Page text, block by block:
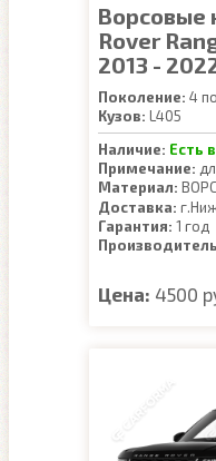
Ворсовые
Rover
2013 -
Поколение: 4
Кузов: L405
Наличие: Есть
Примечание:
Материал:
Доставка:
Гарантия: 1 год
Цена: 4500